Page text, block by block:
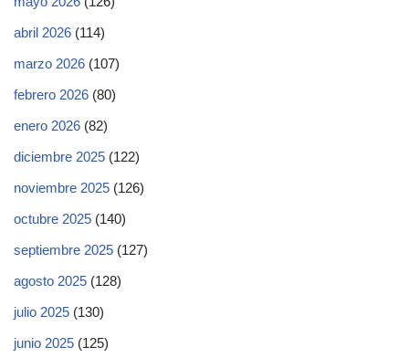
abril 2026 (114)
marzo 2026 (107)
febrero 2026 (80)
enero 2026 (82)
diciembre 2025 (122)
noviembre 2025 (126)
octubre 2025 (140)
septiembre 2025 (127)
agosto 2025 (128)
julio 2025 (130)
junio 2025 (125)